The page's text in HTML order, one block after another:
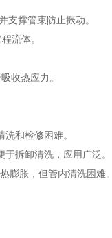
撑管束防止振动。
流体。
收热应力。
和检修困难。
拆卸清洗，应用广泛。
胀，但管内清洗困难。